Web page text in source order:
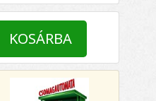
KOSÁRBA